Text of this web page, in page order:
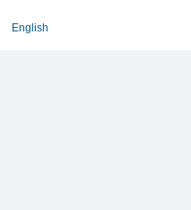
English